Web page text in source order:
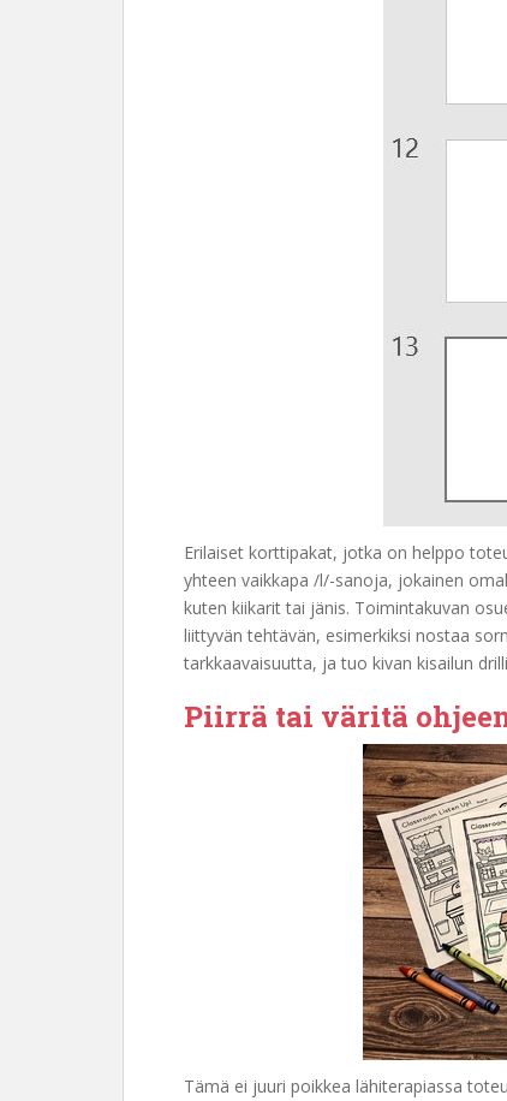
Erilaiset korttipakat, jotka on helppo
yhteen vaikkapa /l/-sanoja, jokainen
kuten kiikarit tai jänis. Toimintakuvan
liittyvän tehtävän, esimerkiksi nostaa
tarkkaavaisuutta, ja tuo kivan kisailun
Piirrä tai väritä
Tämä ei juuri poikkea lähiterapiassa